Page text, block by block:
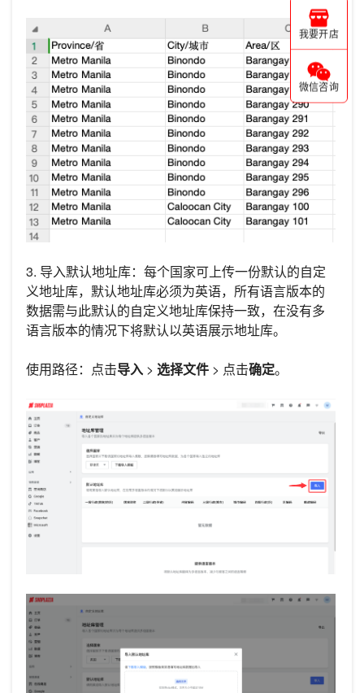
3. 导入默认地址库：每个国家可上传一份默认的自定
义地址库，默认地址库必须为英语，所有语言版本的
数据需与此默认的自定义地址库保持一致，在没有多
语言版本的情况下将默认以英语展示地址库。
使用路径：点击导入 > 选择文件 > 点击确定。
我要开店
微信咨询